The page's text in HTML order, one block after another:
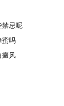
禁忌呢
蜜吗
癜风